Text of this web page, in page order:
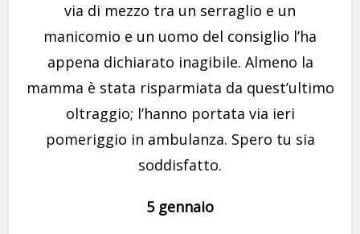
via di mezzo tra un serraglio e un
manicomio e un uomo del consiglio l’ha
appena dichiarato inagibile. Almeno la
mamma è stata risparmiata da quest’ultimo
oltraggio; l’hanno portata via ieri
pomeriggio in ambulanza. Spero tu sia
soddisfatto.
5 gennaio